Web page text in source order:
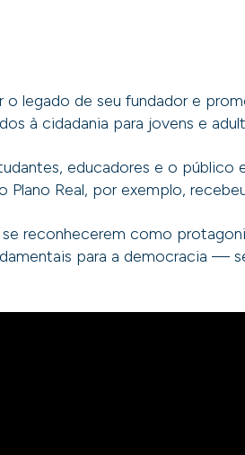
o legado de seu fundador e
à cidadania para jovens e
educadores e o
Real, por exemplo,
reconhecerem como
para a democracia